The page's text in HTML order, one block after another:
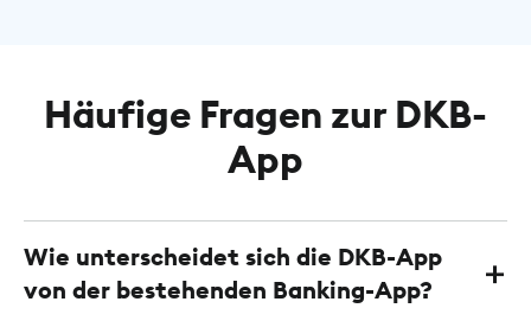
Häufige Fragen zur DKB-
App
Wie unterscheidet sich die DKB-App
von der bestehenden Banking-App?